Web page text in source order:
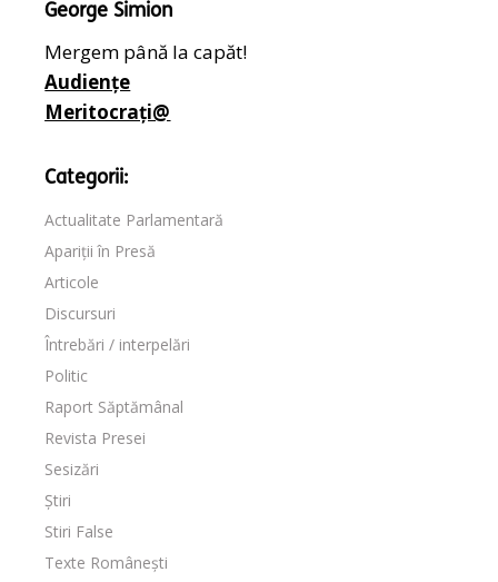
George Simion
Mergem până la capăt!
Audiențe
Meritocrați@
Categorii:
Actualitate Parlamentară
Apariții în Presă
Articole
Discursuri
Întrebări / interpelări
Politic
Raport Săptămânal
Revista Presei
Sesizări
Știri
Stiri False
Texte Românești